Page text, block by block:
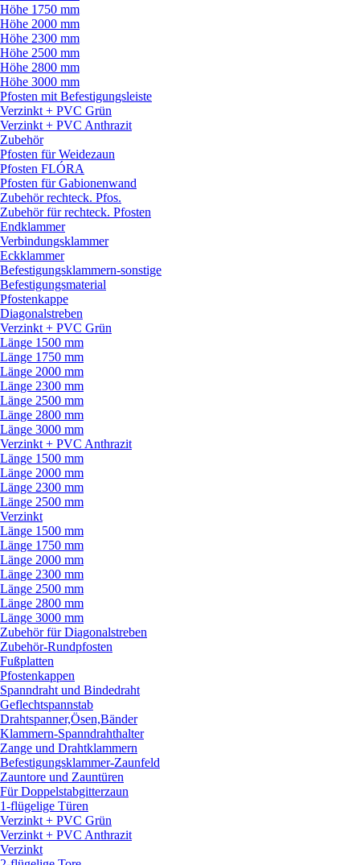
Höhe 1750 mm
Höhe 2000 mm
Höhe 2300 mm
Höhe 2500 mm
Höhe 2800 mm
Höhe 3000 mm
Pfosten mit Befestigungsleiste
Verzinkt + PVC Grün
Verzinkt + PVC Anthrazit
Zubehör
Pfosten für Weidezaun
Pfosten FLÓRA
Pfosten für Gabionenwand
Zubehör rechteck. Pfos.
Zubehör für rechteck. Pfosten
Endklammer
Verbindungsklammer
Eckklammer
Befestigungsklammern-sonstige
Befestigungsmaterial
Pfostenkappe
Diagonalstreben
Verzinkt + PVC Grün
Länge 1500 mm
Länge 1750 mm
Länge 2000 mm
Länge 2300 mm
Länge 2500 mm
Länge 2800 mm
Länge 3000 mm
Verzinkt + PVC Anthrazit
Länge 1500 mm
Länge 2000 mm
Länge 2300 mm
Länge 2500 mm
Verzinkt
Länge 1500 mm
Länge 1750 mm
Länge 2000 mm
Länge 2300 mm
Länge 2500 mm
Länge 2800 mm
Länge 3000 mm
Zubehör für Diagonalstreben
Zubehör-Rundpfosten
Fußplatten
Pfostenkappen
Spanndraht und Bindedraht
Geflechtspannstab
Drahtspanner,Ösen,Bänder
Klammern-Spanndrahthalter
Zange und Drahtklammern
Befestigungsklammer-Zaunfeld
Zauntore und Zauntüren
Für Doppelstabgitterzaun
1-flügelige Türen
Verzinkt + PVC Grün
Verzinkt + PVC Anthrazit
Verzinkt